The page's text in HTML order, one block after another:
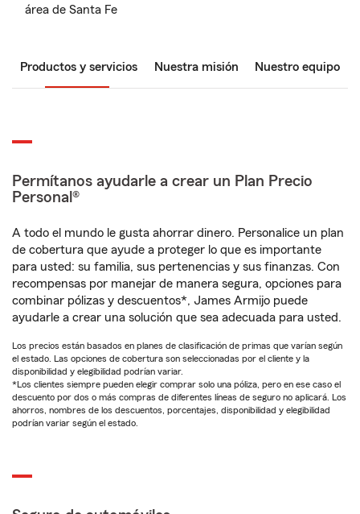
área de Santa Fe
Productos y servicios Nuestra misión Nuestro equipo
Permítanos ayudarle a crear un Plan Precio
Personal®
A todo el mundo le gusta ahorrar dinero. Personalice un plan
de cobertura que ayude a proteger lo que es importante
para usted: su familia, sus pertenencias y sus finanzas. Con
recompensas por manejar de manera segura, opciones para
combinar pólizas y descuentos*, James Armijo puede
ayudarle a crear una solución que sea adecuada para usted.
Los precios están basados en planes de clasificación de primas que varían según
el estado. Las opciones de cobertura son seleccionadas por el cliente y la
disponibilidad y elegibilidad podrían variar.
*Los clientes siempre pueden elegir comprar solo una póliza, pero en ese caso el
descuento por dos o más compras de diferentes líneas de seguro no aplicará. Los
ahorros, nombres de los descuentos, porcentajes, disponibilidad y elegibilidad
podrían variar según el estado.